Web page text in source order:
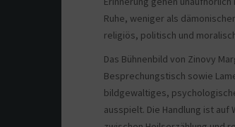
Ruhe, weniger als
religiös, politisch und
Das Bühnenbild von Zinovy
Besprechungstisch sowie
bildgewaltiges,
ausspielt. Die Handlung ist